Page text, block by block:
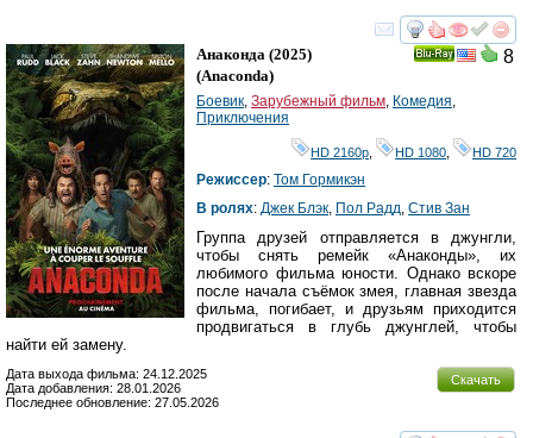
смотреть
8
Анаконда (2025)
(Anaconda)
Боевик Зарубежный фильм Комедия
Приключения
HD 2160р HD 1080 HD 720
Режиссер: Том Гормикэн
В ролях: Джек Блэк Пол Радд Стив Зан
Группа друзей отправляется в джунгли,
чтобы снять ремейк «Анаконды», их
любимого фильма юности. Однако вскоре
после начала съёмок змея, главная звезда
фильма, погибает, и друзьям приходится
продвигаться в глубь джунглей, чтобы
найти ей замену.
Скачать
Дата выхода фильма: 24.12.2025
Дата добавления: 28.01.2026
Последнее обновление: 27.05.2026